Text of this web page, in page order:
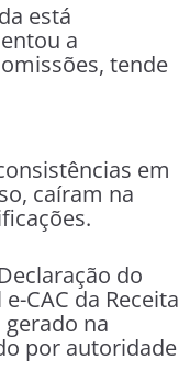
está
a
tende
em
caíram na
do
CAC da Receita
gerado na
por autoridade